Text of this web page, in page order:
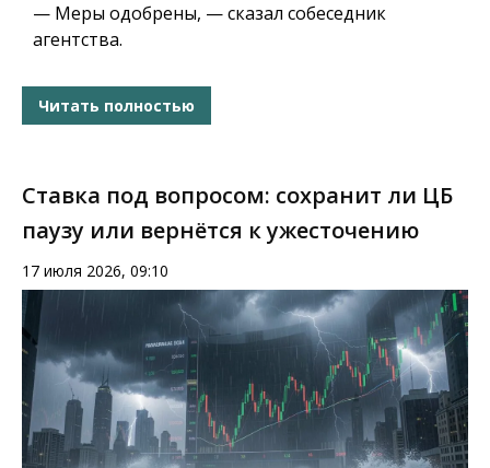
— Меры одобрены, — сказал собеседник
агентства.
Читать полностью
Ставка под вопросом: сохранит ли ЦБ
паузу или вернётся к ужесточению
17 июля 2026, 09:10